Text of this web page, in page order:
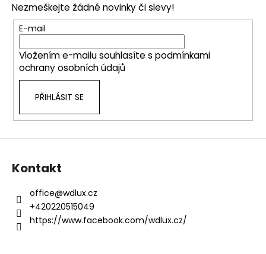
Nezmeškejte žádné novinky či slevy!
E-mail
Vložením e-mailu souhlasíte s podmínkami
ochrany osobních údajů
PŘIHLÁSIT SE
Kontakt
office@wdlux.cz
+420220515049
https://www.facebook.com/wdlux.cz/